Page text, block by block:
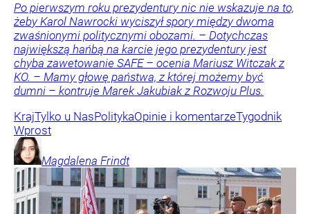
Po pierwszym roku prezydentury nic nie wskazuje na to,
żeby Karol Nawrocki wyciszył spory między dwoma
zwaśnionymi politycznymi obozami. – Dotychczas
największą hańbą na karcie jego prezydentury jest
chyba zawetowanie SAFE – ocenia Mariusz Witczak z
KO. – Mamy głowę państwa, z której możemy być
dumni – kontruje Marek Jakubiak z Rozwoju Plus.
KrajTylko u NasPolitykaOpinie i komentarzeTygodnik
Wprost
Magdalena Frindt